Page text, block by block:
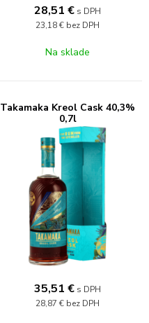
28,51 € s DPH
23,18 € bez DPH
Na sklade
Takamaka Kreol Cask 40,3%
0,7l
35,51 € s DPH
28,87 € bez DPH